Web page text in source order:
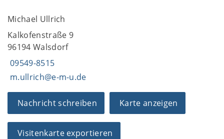
Michael Ullrich
Kalkofenstraße 9
96194 Walsdorf
09549-8515
m.ullrich@e-m-u.de
Nachricht schreiben Karte anzeigen
Visitenkarte exportieren